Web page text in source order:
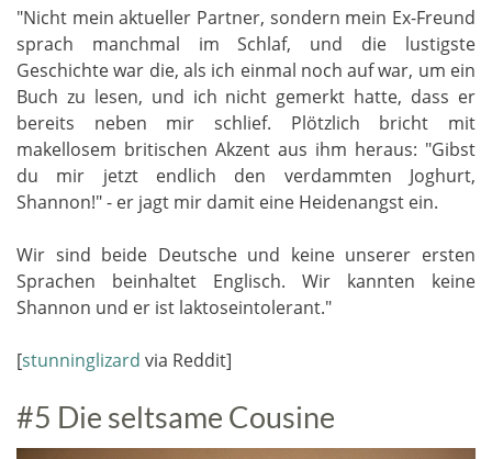
"Nicht mein aktueller Partner, sondern mein Ex-Freund
sprach manchmal im Schlaf, und die lustigste
Geschichte war die, als ich einmal noch auf war, um ein
Buch zu lesen, und ich nicht gemerkt hatte, dass er
bereits neben mir schlief. Plötzlich bricht mit
makellosem britischen Akzent aus ihm heraus: "Gibst
du mir jetzt endlich den verdammten Joghurt,
Shannon!" - er jagt mir damit eine Heidenangst ein.
Wir sind beide Deutsche und keine unserer ersten
Sprachen beinhaltet Englisch. Wir kannten keine
Shannon und er ist laktoseintolerant."
[stunninglizard via Reddit]
#5 Die seltsame Cousine